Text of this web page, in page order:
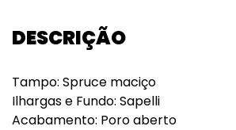
DESCRIÇÃO
Tampo: Spruce maciço
Ilhargas e Fundo: Sapelli
Acabamento: Poro aberto